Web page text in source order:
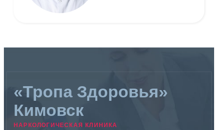
«Тропа Здоровья»
Кимовск
НАРКОЛОГИЧЕСКАЯ КЛИНИКА